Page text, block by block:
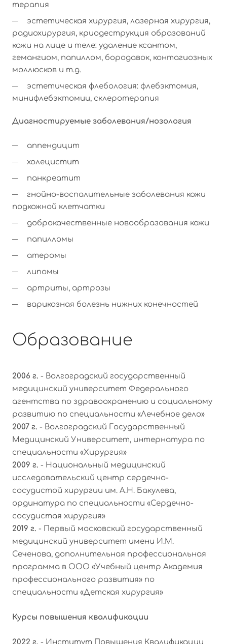
терапия
эстетическая хирургия, лазерная хирургия,
радиохирургия, криодеструкция образований
кожи на лице и теле: удаление ксантом,
гемангиом, папиллом, бородавок, контагиозных
моллюсков и т.д.
эстетическая флебология: флебэктомия,
минифлебэктомии, склеротерапия
Диагностируемые заболевания/нозология
аппендицит
холецистит
панкреатит
гнойно-воспалительные заболевания кожи
подкожной клетчатки
доброкачественные новообразования кожи
папилломы
атеромы
липомы
артриты, артрозы
варикозная болезнь нижних конечностей
Образование
2006 г. - Волгоградский государственный
медицинский университет Федерального
агентства по здравоохранению и социальному
развитию по специальности «Лечебное дело»
2007 г. - Волгоградский Государственный
Медицинский Университет, интернатура по
специальности «Хирургия»
2009 г. - Национальный медицинский
исследовательский центр сердечно-
сосудистой хирургии им. А.Н. Бакулева,
ординатура по специальности «Сердечно-
сосудистая хирургия»
2019 г. - Первый московский государственный
медицинский университет имени И.М.
Сеченова, дополнительная профессиональная
программа в ООО «Учебный центр Академия
профессионального развития» по
специальности «Детская хирургия»
Курсы повышения квалификации